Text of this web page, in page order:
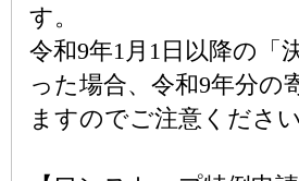
す。
令和9年1月1日以降の「
った場合、令和9年分の
ますのでご注意ください